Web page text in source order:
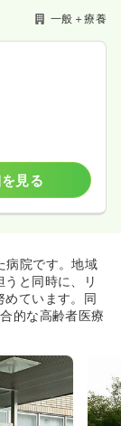
一般＋療養
見る
病院です。地域
と同時に、リ
めています。同
的な高齢者医療